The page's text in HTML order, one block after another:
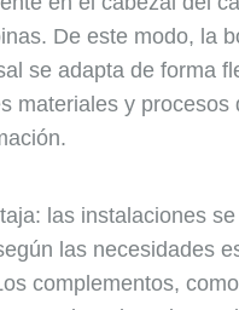
De este modo, la
se adapta de forma
materiales y procesos
las instalaciones
las necesidades
complementos,